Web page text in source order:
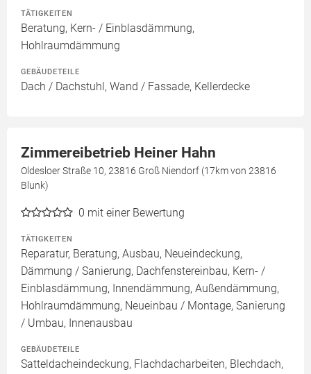
TÄTIGKEITEN
Beratung, Kern- / Einblasdämmung,
Hohlraumdämmung
GEBÄUDETEILE
Dach / Dachstuhl, Wand / Fassade, Kellerdecke
Zimmereibetrieb Heiner Hahn
Oldesloer Straße 10, 23816 Groß Niendorf (17km von 23816
Blunk)
0 mit einer Bewertung
TÄTIGKEITEN
Reparatur, Beratung, Ausbau, Neueindeckung,
Dämmung / Sanierung, Dachfenstereinbau, Kern- /
Einblasdämmung, Innendämmung, Außendämmung,
Hohlraumdämmung, Neueinbau / Montage, Sanierung
/ Umbau, Innenausbau
GEBÄUDETEILE
Satteldacheindeckung, Flachdacharbeiten, Blechdach,